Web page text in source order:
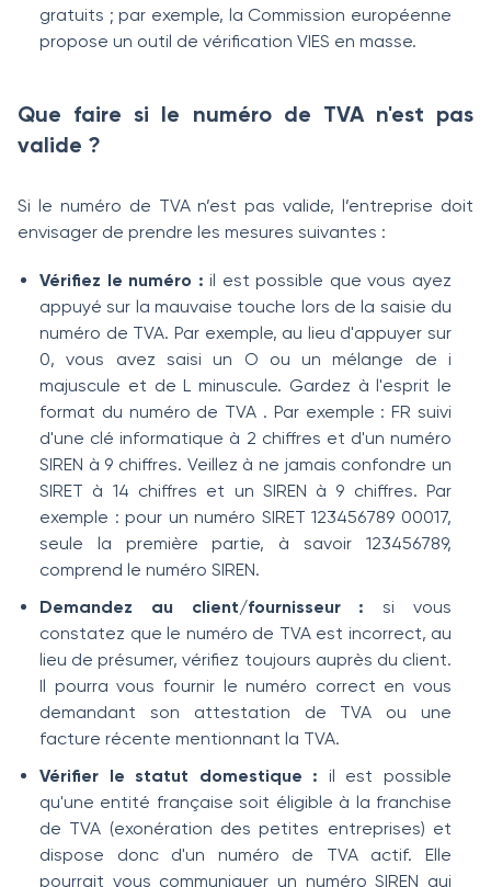
gratuits ; par exemple, la Commission européenne
propose un outil de vérification VIES en masse.
Que faire si le numéro de TVA n'est pas
valide ?
Si le numéro de TVA n’est pas valide, l’entreprise doit
envisager de prendre les mesures suivantes :
Vérifiez le numéro :il est possible que vous ayez
appuyé sur la mauvaise touche lors de la saisie du
numéro de TVA. Par exemple, au lieu d'appuyer sur
0, vous avez saisi un O ou un mélange de i
majuscule et de L minuscule. Gardez à l'esprit le
format du numéro de TVA . Par exemple : FR suivi
d'une clé informatique à 2 chiffres et d'un numéro
SIREN à 9 chiffres. Veillez à ne jamais confondre un
SIRET à 14 chiffres et un SIREN à 9 chiffres. Par
exemple : pour un numéro SIRET 123456789 00017,
seule la première partie, à savoir 123456789,
comprend le numéro SIREN.
Demandez au client/fournisseur :si vous
constatez que le numéro de TVA est incorrect, au
lieu de présumer, vérifiez toujours auprès du client.
Il pourra vous fournir le numéro correct en vous
demandant son attestation de TVA ou une
facture récente mentionnant la TVA.
Vérifier le statut domestique : il est possible
qu'une entité française soit éligible à la franchise
de TVA (exonération des petites entreprises) et
dispose donc d'un numéro de TVA actif. Elle
pourrait vous communiquer un numéro SIREN qui